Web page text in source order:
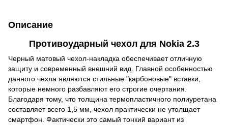
Описание
Противоударный чехол для Nokia 2.3
Черный матовый чехол-накладка обеспечивает отличную
защиту и современный внешний вид. Главной особенностью
данного чехла являются стильные "карбоновые" вставки,
которые немного разбавляют его строгие очертания.
Благодаря тому, что толщина термопластичного полиуретана
составляет всего 1,5 мм, чехол практически не утолщает
смартфон. Фактически это самый тонкий вариант из